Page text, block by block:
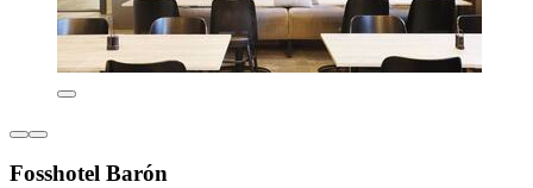
Fosshotel Barón